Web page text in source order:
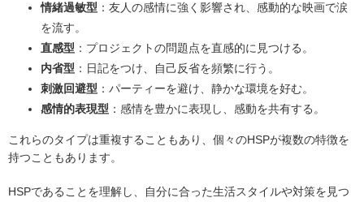
情緒過敏型 ：友人の感情に強く影響され、感動的な映画で涙
を流す。
直感型 ：プロジェクトの問題点を直感的に見つける。
内省型 ：日記をつけ、自己反省を頻繁に行う。
刺激回避型 ：パーティーを避け、静かな環境を好む。
感情的表現型 ：感情を豊かに表現し、感動を共有する。
これらのタイプは重複することもあり、個々のHSPが複数の特徴を
持つこともあります。
HSPであることを理解し、自分に合った生活スタイルや対策を見つ